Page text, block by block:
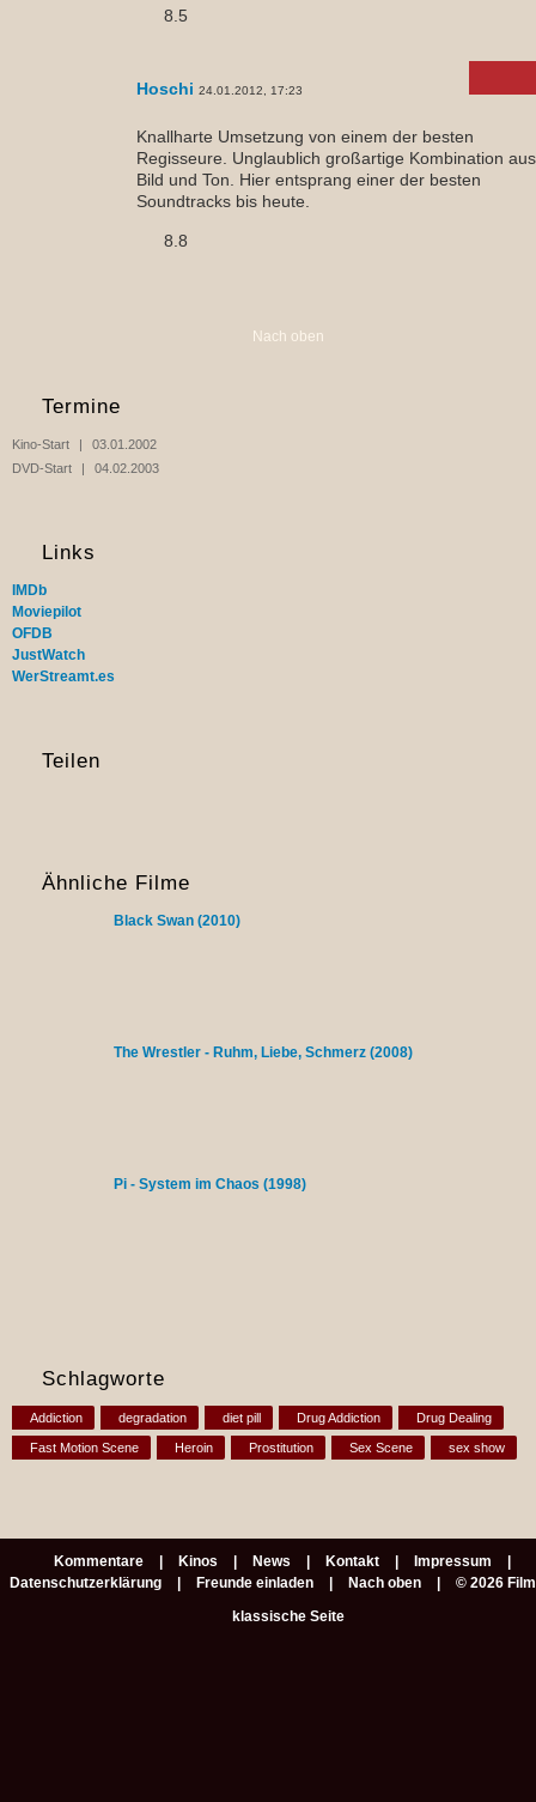
8.5
Hoschi 24.01.2012, 17:23
Knallharte Umsetzung von einem der besten
Regisseure. Unglaublich großartige Kombination aus
Bild und Ton. Hier entsprang einer der besten
Soundtracks bis heute.
8.8
Nach oben
Termine
Kino-Start
03.01.2002
DVD-Start
04.02.2003
Links
IMDb
Moviepilot
OFDB
JustWatch
WerStreamt.es
Teilen
Ähnliche Filme
Black Swan (2010)
The Wrestler - Ruhm, Liebe, Schmerz (2008)
Pi - System im Chaos (1998)
Schlagworte
Addiction degradation diet pill Drug Addiction Drug Dealing
Fast Motion Scene Heroin Prostitution Sex Scene sex show
Kommentare Kinos News Kontakt
Impressum
Datenschutzerklärung
Freunde einladen Nach oben
© 2026
klassische Seite